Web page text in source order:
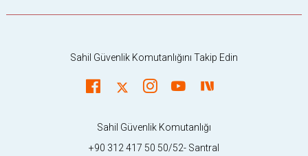
Sahil Güvenlik Komutanlığını Takip Edin
Sahil Güvenlik Komutanlığı
+90 312 417 50 50/52- Santral